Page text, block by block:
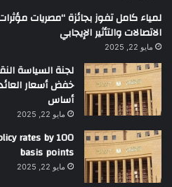
لمياء كامل تفوز بجائزة “مصريات
الاتصالات والتأثير الإيجابي
مايو 22, 2025
لجنة السياسة
أساس
مايو 22, 2025
rates by 100
basis points
مايو 22, 2025